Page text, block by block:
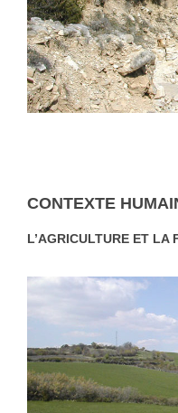
CONTEXTE
L’AGRICULTURE ET LA